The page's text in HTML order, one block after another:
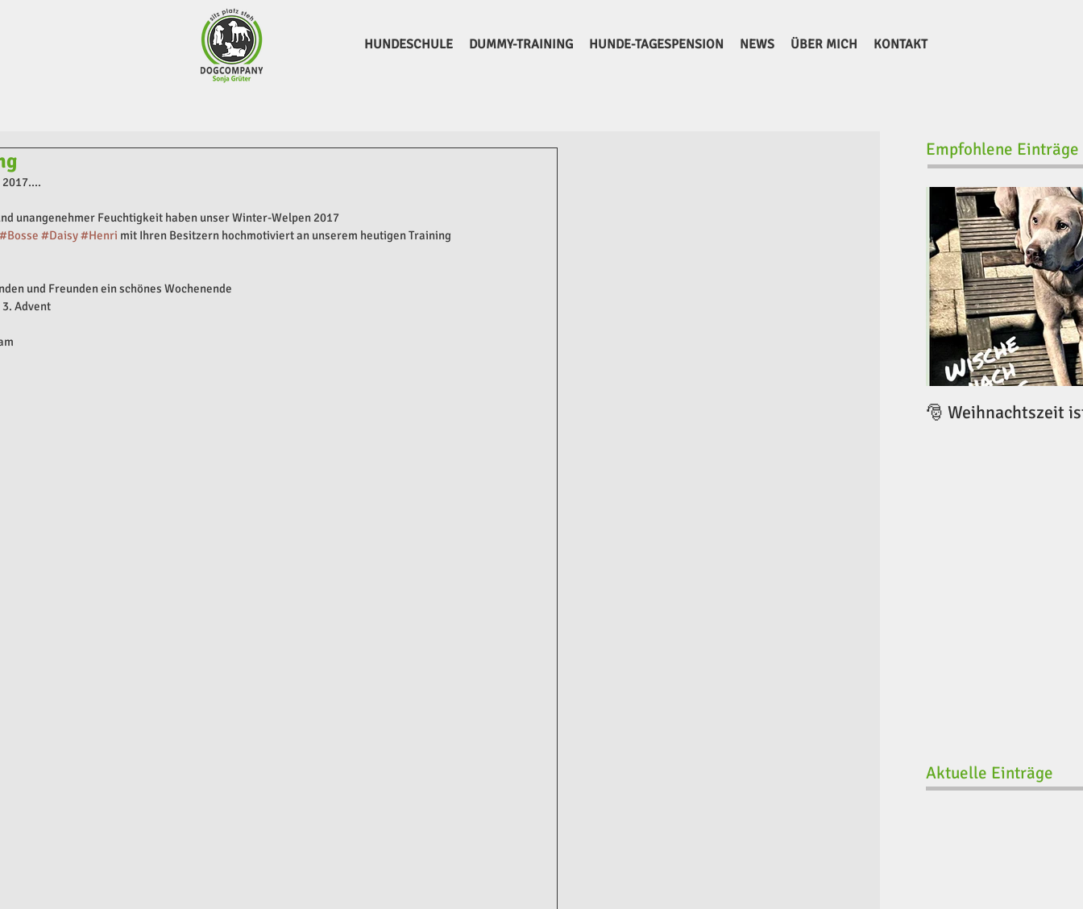
HUNDESCHULE DUMMY-TRAINING HUNDE-TAGESPENSION NEWS ÜBER MICH KONTAKT
unangenehmer Feuchtigkeit haben unser Winter-Welpen 2017
#Bosse #Daisy#Henri mit Ihren Besitzern hochmotiviert an unserem heutigen Training
und Freunden ein schönes Wochenende
Advent
Empfohlene Einträge
🎅 Weihnachtszeit
Aktuelle Einträge